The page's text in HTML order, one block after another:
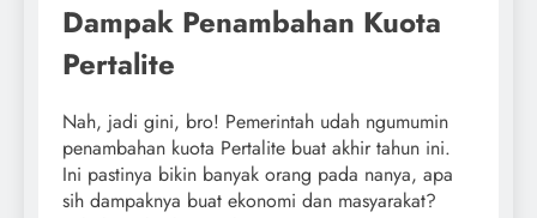
Dampak Penambahan Kuota
Pertalite
Nah, jadi gini, bro! Pemerintah udah ngumumin
penambahan kuota Pertalite buat akhir tahun ini.
Ini pastinya bikin banyak orang pada nanya, apa
sih dampaknya buat ekonomi dan masyarakat?